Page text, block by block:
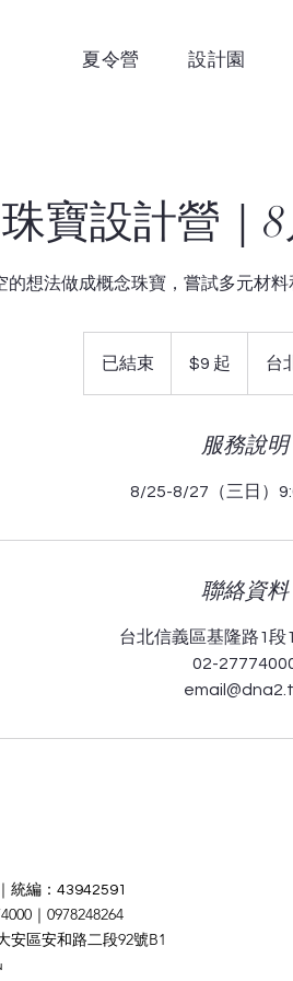
夏令營 設計園
珠寶設計營｜
的想法做成概念珠寶，嘗試多元材
已結束
起
$9 起 台
服務說明
8/25-8/27（三日）
聯絡資料
台北信義區基隆路1段
02-
統編：43942591
｜0978248264
安區安和路二段92號B1